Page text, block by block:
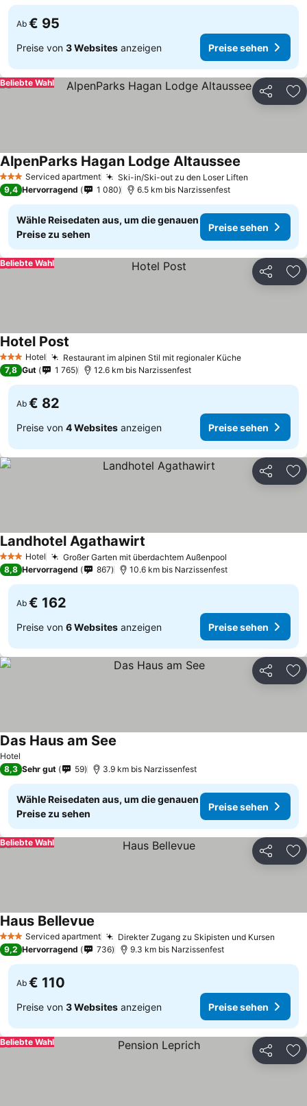
Ab € 95
Preise von 3 Websites anzeigen Preise sehen
Teilen
Beliebte Wahl
3 SterneServiced apartment Ski-in/Ski-out zu den Loser Liften
AlpenParks Hagan Lodge Altaussee
9,4 Hervorragend 1 080 6.5 km bis Narzissenfest
Wähle Reisedaten aus, um die genauen
Preise zu sehen
Preise sehen
Teilen
Beliebte Wahl
3 SterneHotel Restaurant im alpinen Stil mit regionaler KüchePreise sehen
Hotel Post
7,8 Gut 1 765 12.6 km bis Narzissenfest
Ab € 82
Preise von 4 Websites anzeigen Preise sehen
Teilen
3 SterneHotel Großer Garten mit überdachtem Außenpool
Landhotel Agathawirt
8,8 Hervorragend 867 10.6 km bis Narzissenfest
Ab € 162
Preise von 6 Websites anzeigen Preise sehen
Teilen
Hotel
Das Haus am See
8,3 Sehr gut 59 3.9 km bis Narzissenfest
Wähle Reisedaten aus, um die genauen
Preise zu sehen
Preise sehen
Teilen
Beliebte Wahl
3 SterneServiced apartment Direkter Zugang zu Skipisten und Kursen
Haus Bellevue
9,2 Hervorragend 736 9.3 km bis Narzissenfest
Ab € 110
Preise von 3 Websites anzeigen Preise sehen
Teilen
Beliebte Wahl